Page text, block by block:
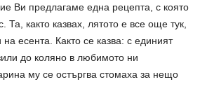
Ви предлагаме една рецепта, с която
Та, както казвах, лятото е все още тук,
есента. Както се казва: с единият
до коляно в любимото ни
му се остъргва стомаха за нещо